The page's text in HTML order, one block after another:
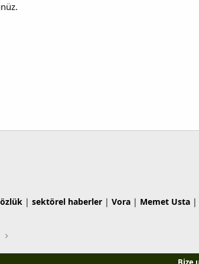
| sektörel haberler| Vora| Memet Usta|